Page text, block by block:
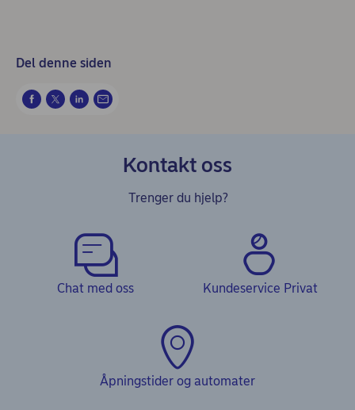
Del denne siden
Kontakt oss
Trenger du hjelp?
Chat med oss Kundeservice Privat
Åpningstider og automater